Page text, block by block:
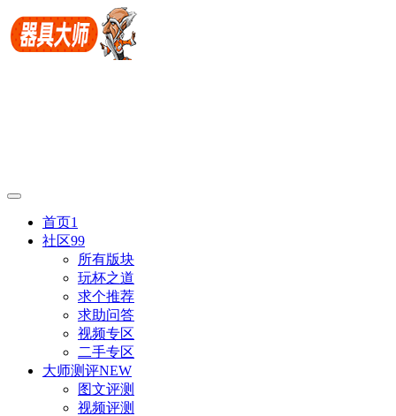
首页1
社区99
所有版块
玩杯之道
求个推荐
求助问答
视频专区
二手专区
大师测评NEW
图文评测
视频评测